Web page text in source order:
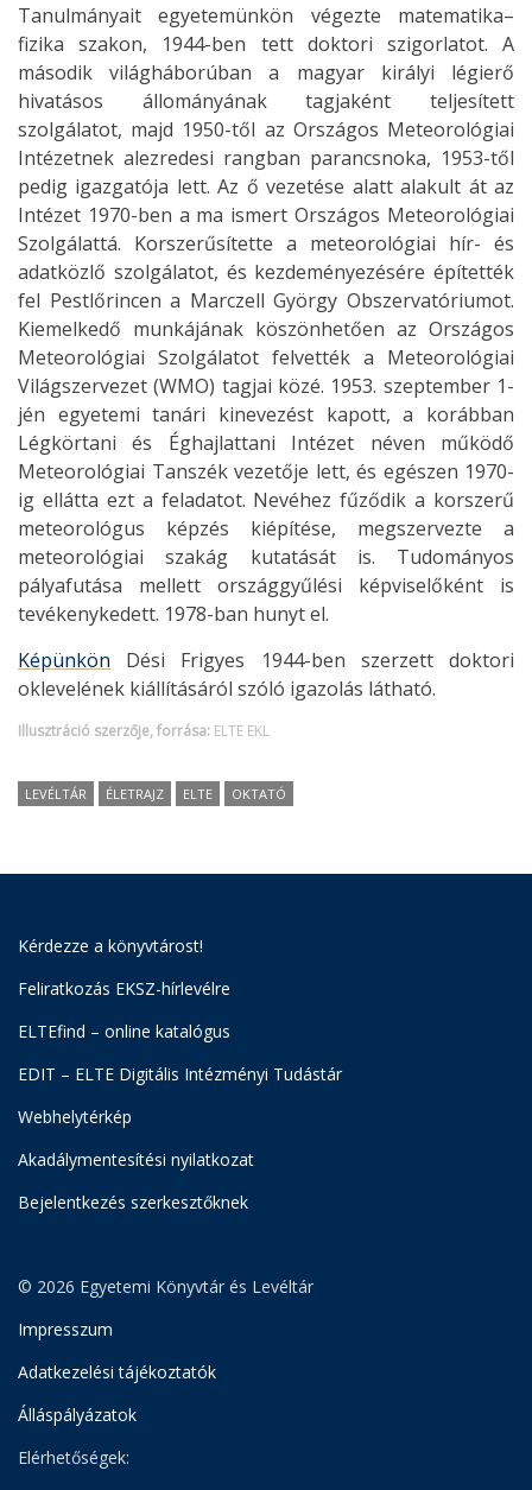
Tanulmányait egyetemünkön végezte matematika–
fizika szakon, 1944-ben tett doktori szigorlatot. A
második világháborúban a magyar királyi légierő
hivatásos állományának tagjaként teljesített
szolgálatot, majd 1950-től az Országos Meteorológiai
Intézetnek alezredesi rangban parancsnoka, 1953-től
pedig igazgatója lett. Az ő vezetése alatt alakult át az
Intézet 1970-ben a ma ismert Országos Meteorológiai
Szolgálattá. Korszerűsítette a meteorológiai hír- és
adatközlő szolgálatot, és kezdeményezésére építették
fel Pestlőrincen a Marczell György Obszervatóriumot.
Kiemelkedő munkájának köszönhetően az Országos
Meteorológiai Szolgálatot felvették a Meteorológiai
Világszervezet (WMO) tagjai közé. 1953. szeptember 1-
jén egyetemi tanári kinevezést kapott, a korábban
Légkörtani és Éghajlattani Intézet néven működő
Meteorológiai Tanszék vezetője lett, és egészen 1970-
ig ellátta ezt a feladatot. Nevéhez fűződik a korszerű
meteorológus képzés kiépítése, megszervezte a
meteorológiai szakág kutatását is. Tudományos
pályafutása mellett országgyűlési képviselőként is
tevékenykedett. 1978-ban hunyt el.
Képünkön Dési Frigyes 1944-ben szerzett doktori
oklevelének kiállításáról szóló igazolás látható.
Illusztráció szerzője, forrása: ELTE EKL
LEVÉLTÁR ÉLETRAJZ ELTE OKTATÓ
Kérdezze a könyvtárost!
Feliratkozás EKSZ-hírlevélre
ELTEfind – online katalógus
EDIT – ELTE Digitális Intézményi Tudástár
Webhelytérkép
Akadálymentesítési nyilatkozat
Bejelentkezés szerkesztőknek
© 2026 Egyetemi Könyvtár és Levéltár
Impresszum
Adatkezelési tájékoztatók
Álláspályázatok
Elérhetőségek: